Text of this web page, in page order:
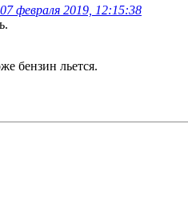
февраля 2019, 12:15:38
бензин льется.